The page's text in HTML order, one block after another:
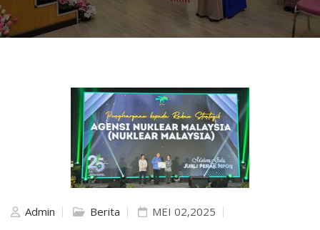
Admin Berita MEI 02,2025